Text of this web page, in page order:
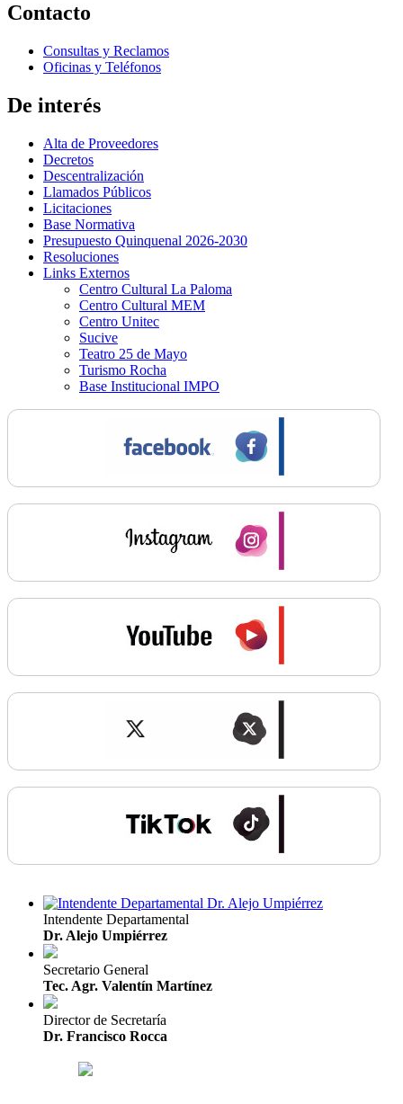
Contacto
Consultas y Reclamos
Oficinas y Teléfonos
De interés
Alta de Proveedores
Decretos
Descentralización
Llamados Públicos
Licitaciones
Base Normativa
Presupuesto Quinquenal 2026-2030
Resoluciones
Links Externos
Centro Cultural La Paloma
Centro Cultural MEM
Centro Unitec
Sucive
Teatro 25 de Mayo
Turismo Rocha
Base Institucional IMPO
Intendente Departamental
Dr. Alejo Umpiérrez
Secretario General
Tec. Agr. Valentín Martínez
Director de Secretaría
Dr. Francisco Rocca